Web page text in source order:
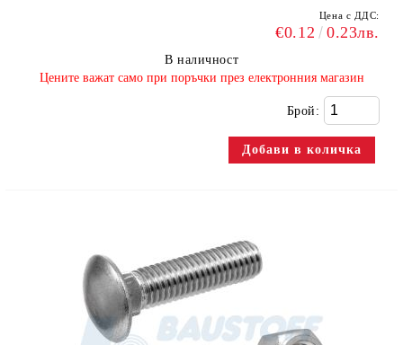
Цена с ДДС:
€0.12 0.23лв.
В наличност
​Цените важат само при поръчки през електронния магазин
Брой: